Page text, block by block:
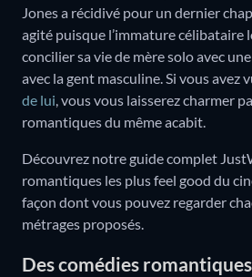
Jones a récidivé pour un dernier
agité puisque l’immature célibataire
concilier sa vie de mère solo avec
avec la gent masculine. Si vous avez
de lui , vous vous laisserez charmer
romantiques du même acabit.
Découvrez notre guide complet
romantiques les plus feel good du
façon dont vous pouvez regarder
métrages proposés.
Des comédies